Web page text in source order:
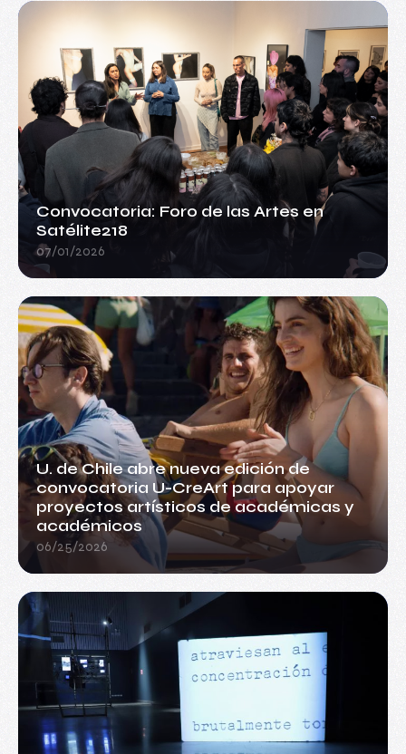
Convocatoria: Foro de las Artes en
Satélite218
07/01/2026
U. de Chile abre nueva edición de
convocatoria U-CreArt para apoyar
proyectos artísticos de académicas y
académicos
06/25/2026